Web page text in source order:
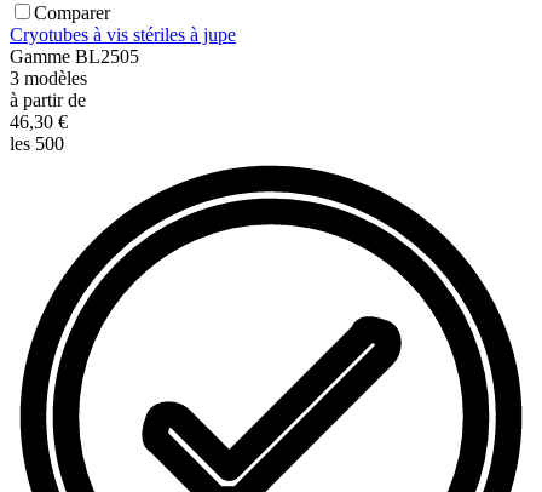
Comparer
Cryotubes à vis stériles à jupe
Gamme BL2505
3 modèles
à partir de
46,30 €
les 500